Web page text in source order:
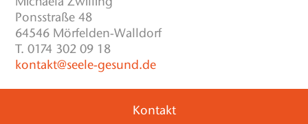
Ponsstraße 48
64546 Mörfelden-Walldorf
T. 0174 302 09 18
kontakt@seele-gesund.de
Kontakt